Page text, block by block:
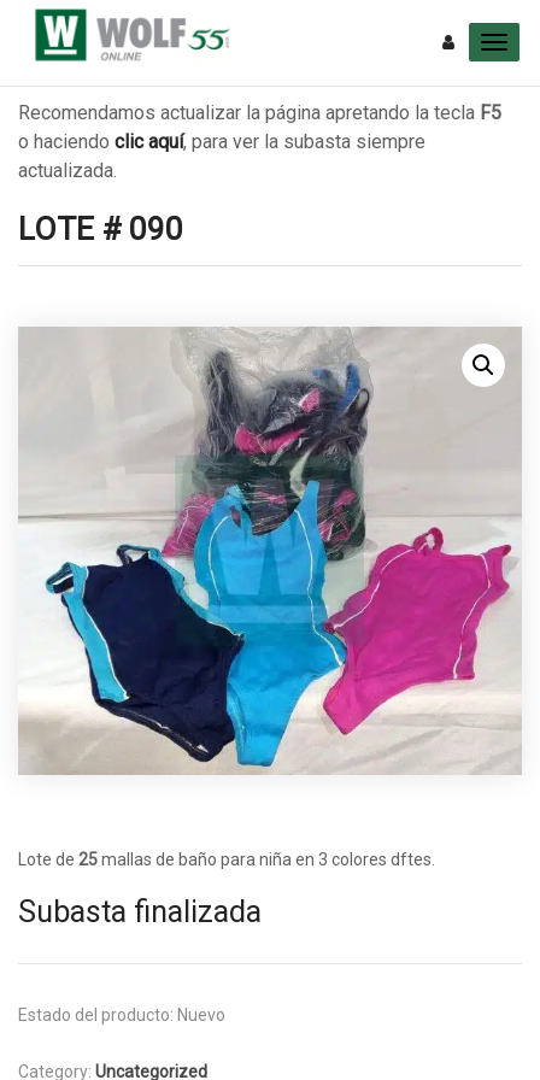
Recomendamos actualizar la página apretando la tecla F5
o haciendo clic aquí, para ver la subasta siempre
actualizada.
LOTE # 090
Lote de 25mallas de baño para niña en 3 colores dftes.
Subasta finalizada
Estado del producto: Nuevo
Category: Uncategorized